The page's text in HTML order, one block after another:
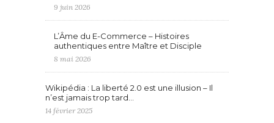
9 juin 2026
L’Âme du E-Commerce – Histoires
authentiques entre Maître et Disciple
8 mai 2026
Wikipédia : La liberté 2.0 est une illusion – Il
n’est jamais trop tard…
14 février 2025